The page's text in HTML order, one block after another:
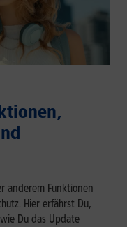
anderem Funktionen
Hier erfährst Du,
Du das Update